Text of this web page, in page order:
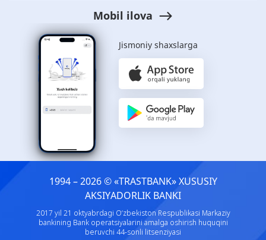
Mobil ilova
Jismoniy shaxslarga
1994 – 2026 © «TRASTBANK» ХUSUSIY
AKSIYADORLIK BANKI
2017 yil 21 oktyabrdagi O‘zbekiston Respublikasi Markaziy
bankining Bank operatsiyalarini amalga oshirish huquqini
beruvchi 44-sonli litsenziyasi